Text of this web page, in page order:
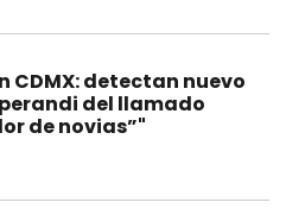
CDMX: detectan nuevo
del llamado
de novias”"